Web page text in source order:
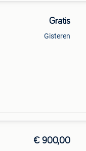
Gratis
Gisteren
€ 900,00